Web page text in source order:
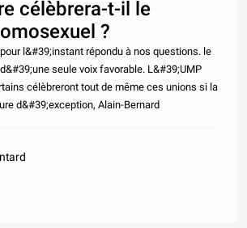
célèbrera-t-il le
?
l&#39;instant répondu à nos questions. le
seule voix favorable. L&#39;UMP
célèbreront tout de même ces unions si la
d&#39;exception, Alain-Bernard